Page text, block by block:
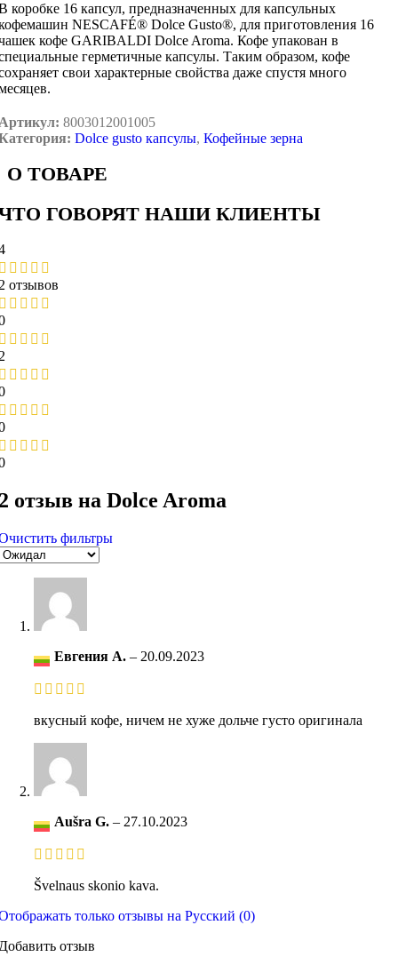
коробке 16 капсул, предназначенных для капсульных
NESCAFÉ® Dolce Gusto®, для приготовления 16
кофе GARIBALDI Dolce Aroma. Кофе упакован в
герметичные капсулы. Таким образом, кофе
свои характерные свойства даже спустя много
8003012001005
Dolce gusto капсулы, Кофейные зерна
О ТОВАРЕ
ГОВОРЯТ НАШИ КЛИЕНТЫ
отзывов
отзыв на Dolce Aroma
фильтры
Евгения А. – 20.09.2023
вкусный кофе, ничем не хуже дольче густо оригинала
Aušra G. – 27.10.2023
Švelnaus skonio kava.
только отзывы на Русский (0)
отзыв